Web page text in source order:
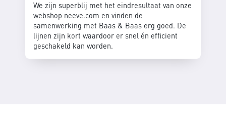
We zijn superblij met het eindresultaat van onze
webshop neeve.com en vinden de
samenwerking met Baas & Baas erg goed. De
lijnen zijn kort waardoor er snel én efficient
geschakeld kan worden.